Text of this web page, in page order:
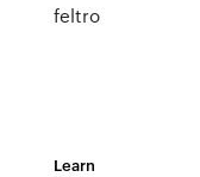
feltro
Learn